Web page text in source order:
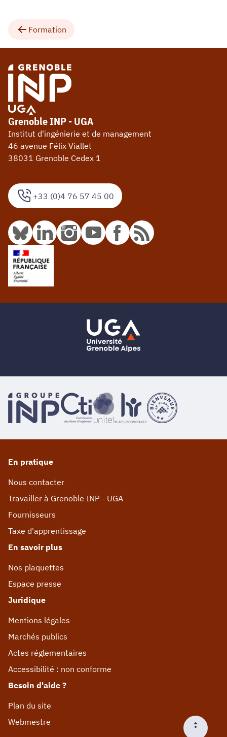
Formation
+33 (0)4 76 57 45 00
Grenoble INP - UGA
Institut d'ingénierie et de management
46 avenue Félix Viallet
38031 Grenoble Cedex 1
En pratique
Nous contacter
Travailler à Grenoble INP - UGA
Fournisseurs
Taxe d'apprentissage
En savoir plus
Nos plaquettes
Espace presse
Juridique
Mentions légales
Marchés publics
Actes réglementaires
Accessibilité : non conforme
Besoin d'aide ?
Plan du site
Webmestre